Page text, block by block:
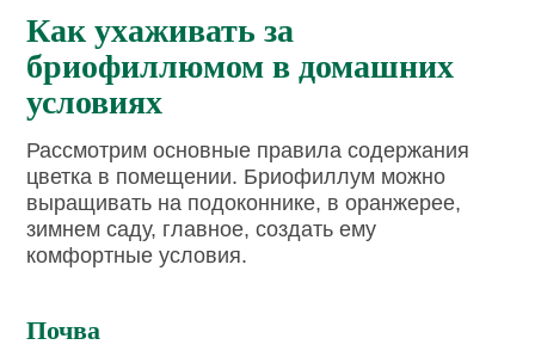
Как ухаживать за
бриофиллюмом в домашних
условиях
Рассмотрим основные правила содержания
цветка в помещении. Бриофиллум можно
выращивать на подоконнике, в оранжерее,
зимнем саду, главное, создать ему
комфортные условия.
Почва